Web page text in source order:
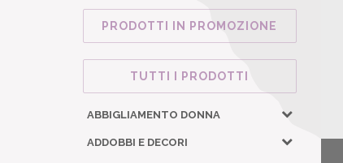
PRODOTTI IN PROMOZIONE
TUTTI I PRODOTTI
ABBIGLIAMENTO DONNA
ADDOBBI E DECORI